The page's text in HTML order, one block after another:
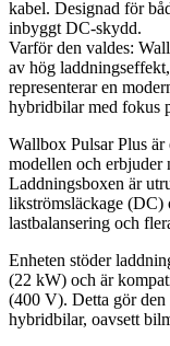
kabel. Designad för
inbyggt DC-skydd.
Varför den valdes:
av hög
representerar en
hybridbilar med fokus
Wallbox Pulsar Plus
modellen och erbjuder
Laddningsboxen är
likströmsläckage (DC)
lastbalansering och
Enheten stöder
(22 kW) och är
(400 V). Detta gör
hybridbilar, oavsett